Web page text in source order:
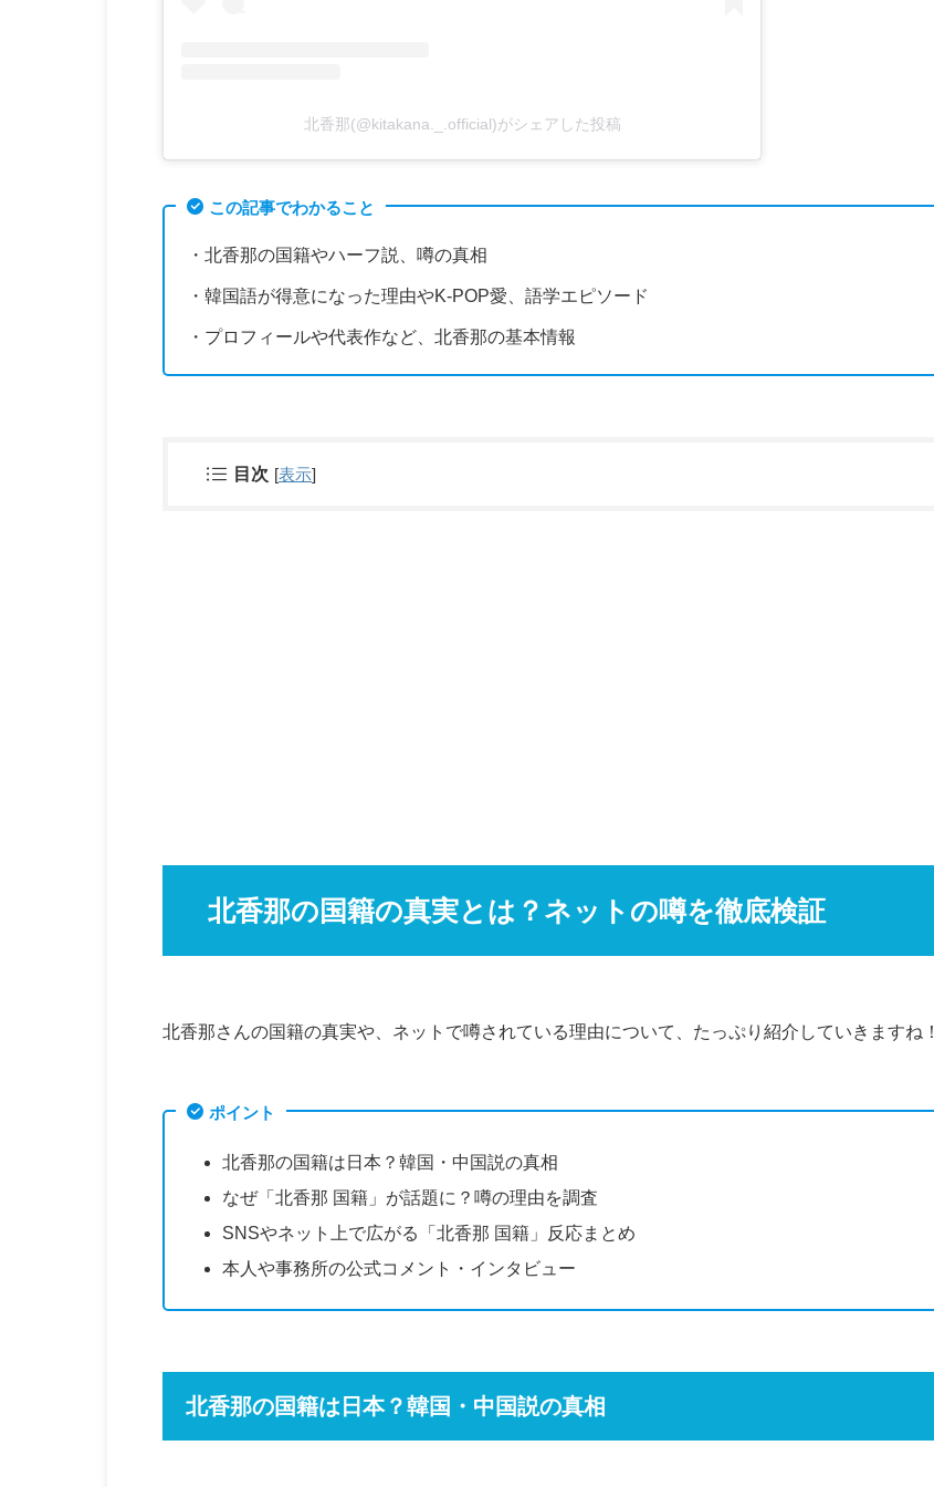
北香那(@kitakana._.official)がシェアした投稿
この記事でわかること
・北香那の国籍やハーフ説、噂の真相
・韓国語が得意になった理由やK-POP愛、語学エピソード
・プロフィールや代表作など、北香那の基本情報
目次 [表示]
北香那の国籍の真実とは？ネットの噂を徹底検証
北香那さんの国籍の真実や、ネットで噂されている理由について、たっぷり紹介していきますね！
ポイント
北香那の国籍は日本？韓国・中国説の真相
なぜ「北香那 国籍」が話題に？噂の理由を調査
SNSやネット上で広がる「北香那 国籍」反応まとめ
本人や事務所の公式コメント・インタビュー
北香那の国籍は日本？韓国・中国説の真相